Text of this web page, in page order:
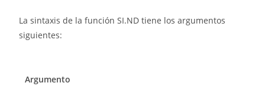
La sintaxis de la función SI.ND tiene los argumentos
siguientes:
Argumento